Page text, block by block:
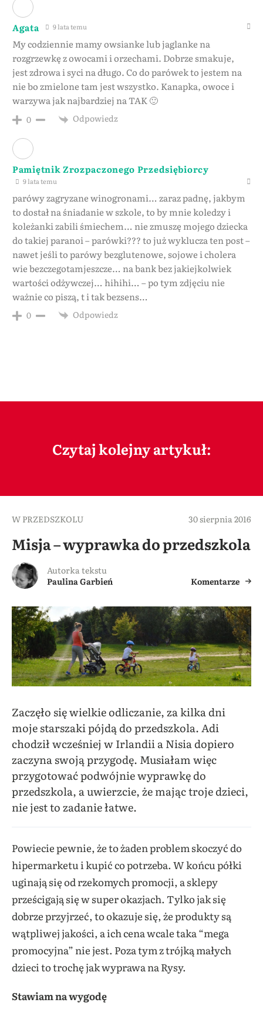
Agata 9 lata temu
My codziennie mamy owsianke lub jaglanke na
rozgrzewkę z owocami i orzechami. Dobrze smakuje,
jest zdrowa i syci na długo. Co do parówek to jestem na
nie bo zmielone tam jest wszystko. Kanapka, owoce i
warzywa jak najbardziej na TAK 🙂
0 Odpowiedz
Pamiętnik Zrozpaczonego Przedsiębiorcy
9 lata temu
parówy zagryzane winogronami… zaraz padnę, jakbym
to dostał na śniadanie w szkole, to by mnie koledzy i
koleżanki zabili śmiechem… nie zmuszę mojego dziecka
do takiej paranoi – parówki??? to już wyklucza ten post –
nawet jeśli to parówy bezglutenowe, sojowe i cholera
wie bezczegotamjeszcze… na bank bez jakiejkolwiek
wartości odżywczej… hihihi… – po tym zdjęciu nie
ważnie co piszą, t i tak bezsens…
0 Odpowiedz
Czytaj kolejny artykuł:
W PRZEDSZKOLU 30 sierpnia 2016
Misja – wyprawka do przedszkola
Autorka tekstu
Paulina Garbień
Komentarze
Zaczęło się wielkie odliczanie, za kilka dni
moje starszaki pójdą do przedszkola. Adi
chodził wcześniej w Irlandii a Nisia dopiero
zaczyna swoją przygodę. Musiałam więc
przygotować podwójnie wyprawkę do
przedszkola, a uwierzcie, że mając troje dzieci,
nie jest to zadanie łatwe.
Powiecie pewnie, że to żaden problem skoczyć do
hipermarketu i kupić co potrzeba. W końcu półki
uginają się od rzekomych promocji, a sklepy
prześcigają się w super okazjach. Tylko jak się
dobrze przyjrzeć, to okazuje się, że produkty są
wątpliwej jakości, a ich cena wcale taka “mega
promocyjna” nie jest. Poza tym z trójką małych
dzieci to trochę jak wyprawa na Rysy.
Stawiam na wygodę